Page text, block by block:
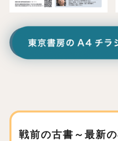
戦前の古書～最新